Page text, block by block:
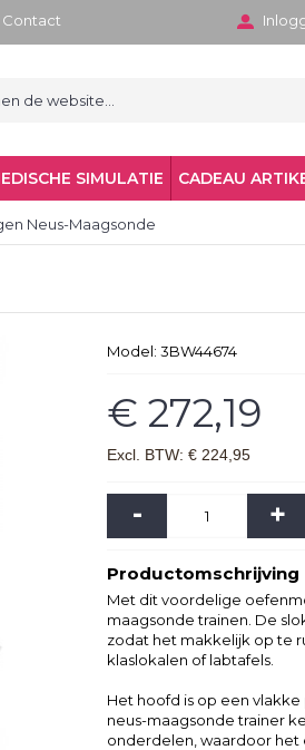
Contact
SIMULATIE CADEAU
Neus-Maagsonde
Model: 3BW44674
€ 272,19
Excl. BTW: € 224,95
- +
Productomschrijving
Met dit voordelige
maagsonde trainen. De
zodat het makkelijk op te
klaslokalen of labtafels.
Het hoofd is op een
neus-maagsonde trainer
onderdelen, waardoor het